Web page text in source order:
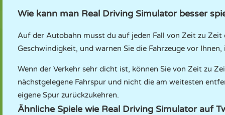
Wie kann man Real Driving Simulator besser
Auf der Autobahn musst du auf jeden Fall von Zeit zu
Geschwindigkeit, und warnen Sie die Fahrzeuge vor
Wenn der Verkehr sehr dicht ist, können Sie von Zeit zu
nächstgelegene Fahrspur und nicht die am weitesten
eigene Spur zurückzukehren.
Ähnliche Spiele wie Real Driving Simulator auf